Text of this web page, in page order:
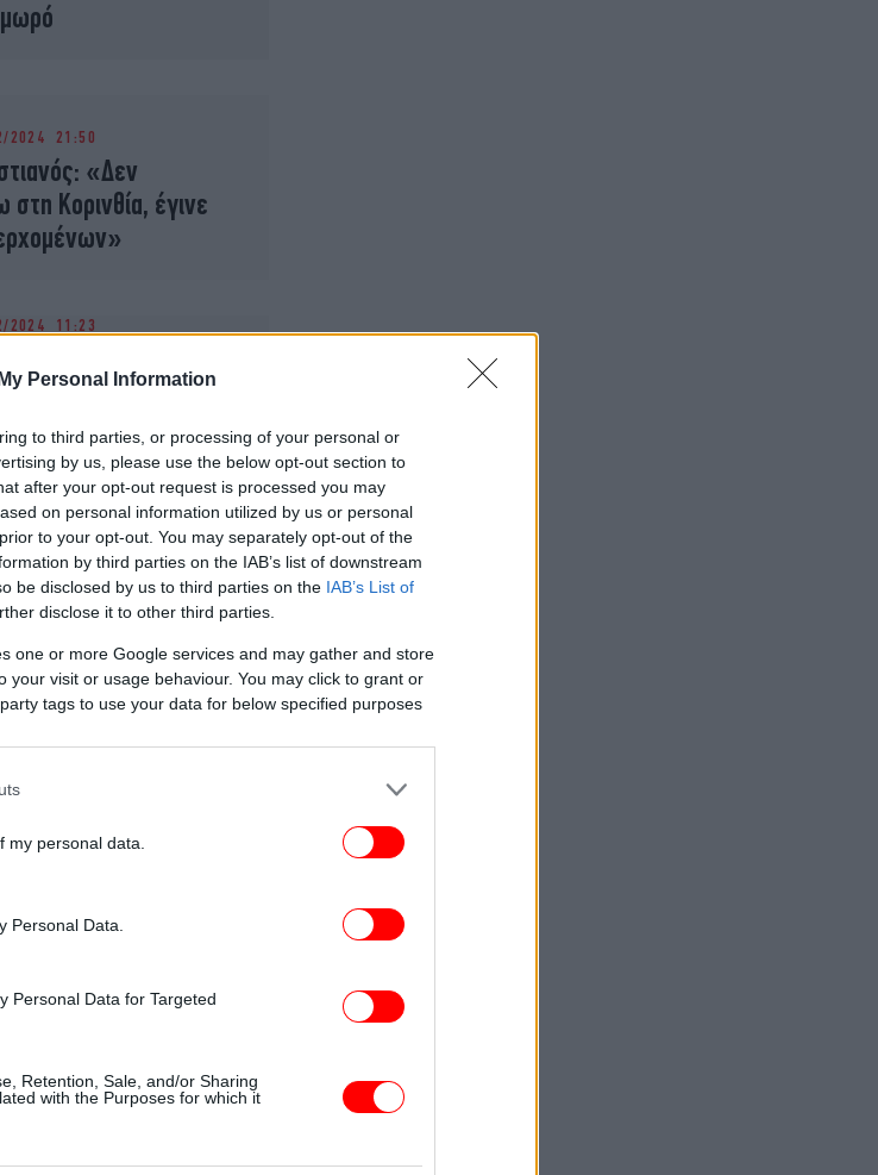
Personal Information
to third parties, or processing of your personal or
by us, please use the below opt-out section to
after your opt-out request is processed you may
on personal information utilized by us or personal
to your opt-out. You may separately opt-out of the
by third parties on the IAB’s list of downstream
be disclosed by us to third parties on the IAB’s List of
disclose it to other third parties.
one or more Google services and may gather and store
your visit or usage behaviour. You may click to grant or
tags to use your data for below specified purposes
my personal data.
Personal Data.
Personal Data for Targeted
Retention, Sale, and/or Sharing
with the Purposes for which it
2024 21:50
«Δεν
στη Κορινθία, έγινε
2024 11:23
«παλαιοχριστιανού»
με συμβάσεις στο
2024 10:00
Ερέτριας για τον
στις διαδικασίες
ο νόμος»
2024 15:09
της Κορινθίας
κατηγορίες που